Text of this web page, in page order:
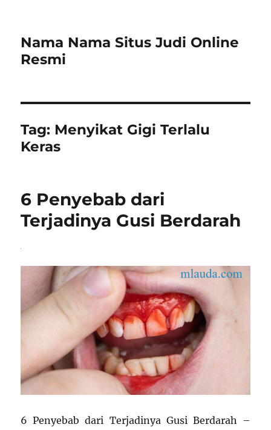
Nama Nama Situs Judi Online
Resmi
Tag: Menyikat Gigi Terlalu
Keras
6 Penyebab dari
Terjadinya Gusi Berdarah
6 Penyebab dari Terjadinya Gusi Berdarah –